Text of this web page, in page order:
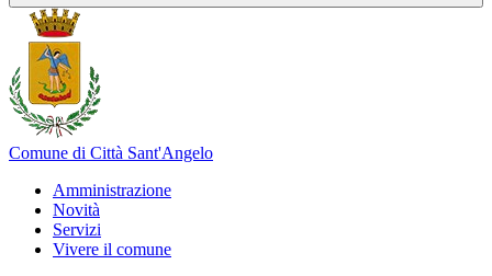
Comune di Città Sant'Angelo
Amministrazione
Novità
Servizi
Vivere il comune